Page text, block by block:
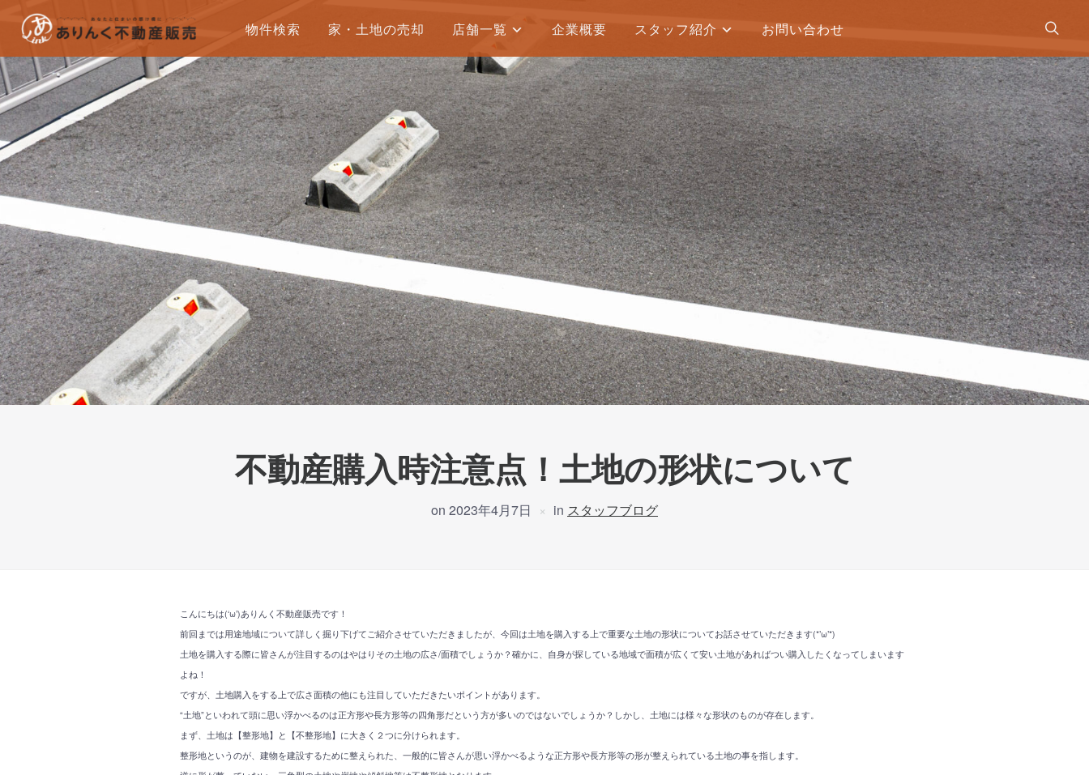
物件検索 家・土地の売却 店舗一覧 企業概要 スタッフ紹介 お問い合わせ
不動産購入時注意点！土地の形状について
on 2023年4月7日 in スタッフブログ
こんにちは(‘ω’)ありんく不動産販売です！
前回までは用途地域について詳しく掘り下げてご紹介させていただきましたが、今回は土地を購入する上で重要な土地の形状についてお話させていただきます(*’ω’*)
土地を購入する際に皆さんが注目するのはやはりその土地の広さ/面積でしょうか？確かに、自身が探している地域で面積が広くて安い土地があればつい購入したくなってしまいます
よね！
ですが、土地購入をする上で広さ面積の他にも注目していただきたいポイントがあります。
“土地”といわれて頭に思い浮かべるのは正方形や長方形等の四角形だという方が多いのではないでしょうか？しかし、土地には様々な形状のものが存在します。
まず、土地は【整形地】と【不整形地】に大きく２つに分けられます。
整形地というのが、建物を建設するために整えられた、一般的に皆さんが思い浮かべるような正方形や長方形等の形が整えられている土地の事を指します。